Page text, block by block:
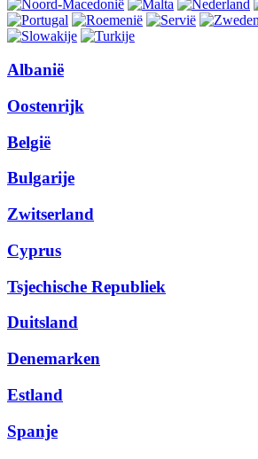
Albanië
Oostenrijk
België
Bulgarije
Zwitserland
Cyprus
Tsjechische Republiek
Duitsland
Denemarken
Estland
Spanje